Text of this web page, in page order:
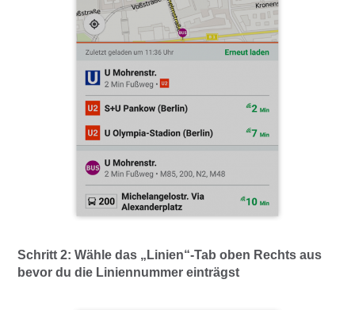
Schritt 2: Wähle das „Linien“-Tab oben Rechts aus
bevor du die Liniennummer einträgst